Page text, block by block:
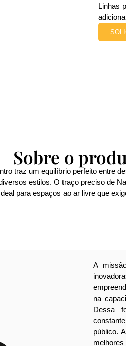
Linhas
Sobre o
traz um equilíbrio perfeito entre
estilos. O traço preciso de
para espaços ao ar livre que
A
na
Dessa
público.